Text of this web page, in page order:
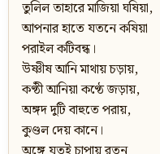
তুলিল তাহারে মাজিয়া ঘষিয়া,
আপনার হাতে যতনে কষিয়া
পরাইল কটিবন্ধ।
উষ্ণীষ আনি মাথায় চড়ায়,
কণ্ঠী আনিয়া কণ্ঠে জড়ায়,
অঙ্গদ দুটি বাহুতে পরায়,
কুণ্ডল দেয় কানে।